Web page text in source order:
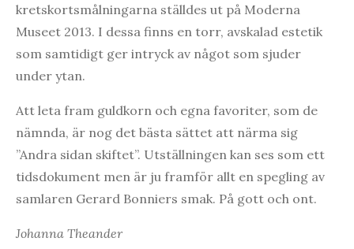
kretskortsmålningarna ställdes ut på Moderna
Museet 2013. I dessa finns en torr, avskalad estetik
som samtidigt ger intryck av något som sjuder
under ytan.
Att leta fram guldkorn och egna favoriter, som de
nämnda, är nog det bästa sättet att närma sig
”Andra sidan skiftet”. Utställningen kan ses som ett
tidsdokument men är ju framför allt en spegling av
samlaren Gerard Bonniers smak. På gott och ont.
Johanna Theander